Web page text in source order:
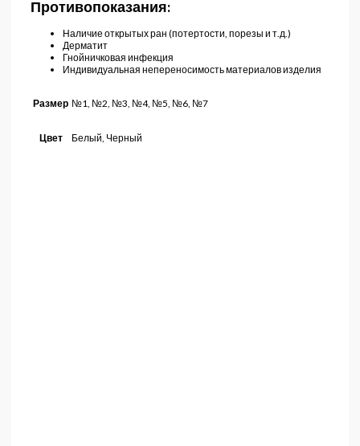
Противопоказания:
Наличие открытых ран (потертости, порезы и т.д.)
Дерматит
Гнойничковая инфекция
Индивидуальная непереносимость материалов изделия
Размер №1, №2, №3, №4, №5, №6, №7
Цвет Белый, Черный